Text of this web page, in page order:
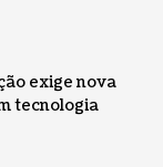
exige nova
tecnologia